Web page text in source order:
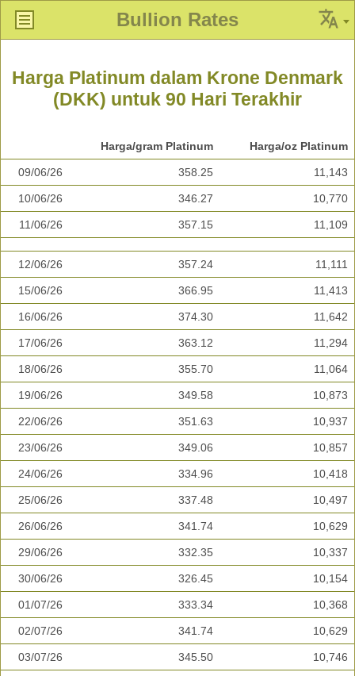
Bullion Rates
Harga Platinum dalam Krone Denmark
(DKK) untuk 90 Hari Terakhir
Harga/gram Platinum Harga/oz Platinum
09/06/26 358.25 11,143
10/06/26 346.27 10,770
11/06/26 357.15 11,109
12/06/26 357.24 11,111
15/06/26 366.95 11,413
16/06/26 374.30 11,642
17/06/26 363.12 11,294
18/06/26 355.70 11,064
19/06/26 349.58 10,873
22/06/26 351.63 10,937
23/06/26 349.06 10,857
24/06/26 334.96 10,418
25/06/26 337.48 10,497
26/06/26 341.74 10,629
29/06/26 332.35 10,337
30/06/26 326.45 10,154
01/07/26 333.34 10,368
02/07/26 341.74 10,629
03/07/26 345.50 10,746